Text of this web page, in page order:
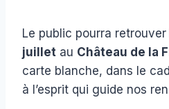
Le public pourra retrouver
juillet au Château de la
carte blanche, dans le
à l’esprit qui guide nos